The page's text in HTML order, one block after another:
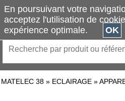
MATELEC 38 » ECLAIRAGE »
En poursuivant votre
acceptez l'utilisation de
expérience optimale.
OK